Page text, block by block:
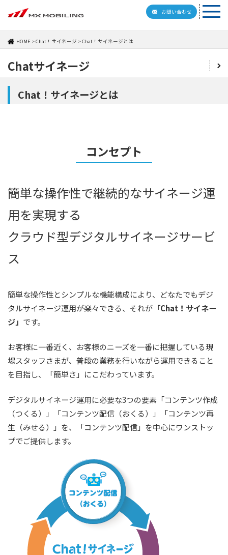
お問い合わせ
HOME Chat！サイネージ Chat！サイネージとは
Chatサイネージ
Chat！サイネージとは
コンセプト
簡単な操作性で継続的なサイネージ運
用を実現する
クラウド型デジタルサイネージサービ
ス
簡単な操作性とシンプルな機能構成により、どなたでもデジ
タルサイネージ運用が楽々できる、それが 「Chat！サイネー
ジ」 です。
お客様に一番近く、お客様のニーズを一番に把握している現
場スタッフさまが、普段の業務を行いながら運用できること
を目指し、「簡単さ」にこだわっています。
デジタルサイネージ運用に必要な3つの要素「コンテンツ作成
（つくる）」「コンテンツ配信（おくる）」「コンテンツ再
生（みせる）」を、「コンテンツ配信」を中心にワンストッ
プでご提供します。